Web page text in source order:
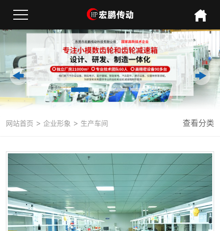
网站首页 > 企业形象 > 生产车间 查看分类